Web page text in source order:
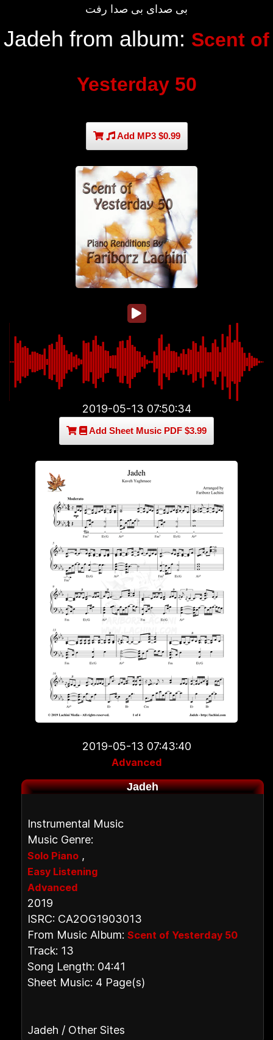
بی صدای بی صدا رفت
Jadeh from album: Scent of
Yesterday 50
Add MP3 $0.99
2019-05-13 07:50:34
Add Sheet Music PDF $3.99
2019-05-13 07:43:40
Advanced
Jadeh
Instrumental Music
Music Genre:
Solo Piano ,
Easy Listening
Advanced
2019
ISRC: CA2OG1903013
From Music Album: Scent of Yesterday 50
Track: 13
Song Length: 04:41
Sheet Music: 4 Page(s)
Jadeh / Other Sites